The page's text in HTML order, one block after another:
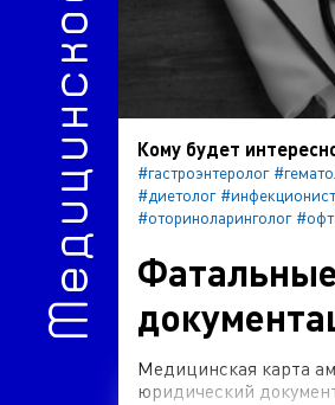
Кому будет
#гастроэнтеролог
#диетолог #инфекционист
#оториноларинголог
Медицинская карта
юридический